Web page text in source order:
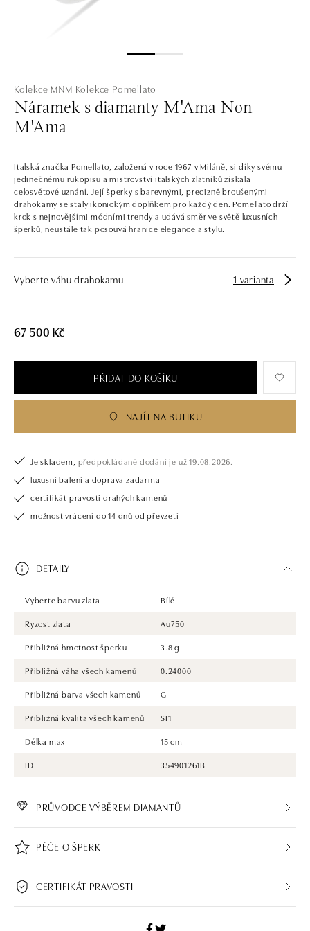
Kolekce MNM Kolekce Pomellato
Náramek s diamanty M'Ama Non
M'Ama
Italská značka Pomellato, založená v roce 1967 v Miláně, si díky svému
jedinečnému rukopisu a mistrovství italských zlatníků získala
celosvětové uznání. Její šperky s barevnými, precizně broušenými
drahokamy se staly ikonickým doplňkem pro každý den. Pomellato drží
krok s nejnovějšími módními trendy a udává směr ve světě luxusních
šperků, neustále tak posouvá hranice elegance a stylu.
Vyberte váhu drahokamu 1 varianta
67 500 Kč
PŘIDAT DO KOŠÍKU
NAJÍT NA BUTIKU
Je skladem, předpokládané dodání je už 19.08.2026.
luxusní balení a doprava zadarma
certifikát pravosti drahých kamenů
možnost vrácení do 14 dnů od převzetí
DETAILY
Vyberte barvu zlata
Bílé
Ryzost zlata
Au750
Přibližná hmotnost šperku
3.8 g
Přibližná váha všech kamenů
0.24000
Přibližná barva všech kamenů
G
Přibližná kvalita všech kamenů
SI1
Délka max
15 cm
ID
354901261B
PRŮVODCE VÝBĚREM DIAMANTŮ
PÉČE O ŠPERK
CERTIFIKÁT PRAVOSTI